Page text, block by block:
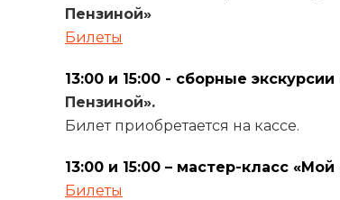
Пензиной»
Билеты
13:00 и 15:00 - сборные
Пензиной».
Билет приобретается на кассе.
13:00 и 15:00 – мастер-класс
Билеты